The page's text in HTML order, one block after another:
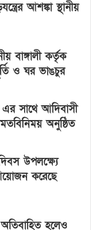
আশঙ্কা স্থানীয়
বাঙ্গালী কর্তৃক
ও ঘর ভাঙচুর
এর সাথে আদিবাসী
অনুষ্ঠিত
উপলক্ষ্যে
করেছে
হলেও